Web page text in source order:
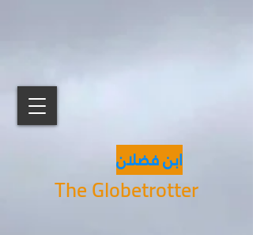
The Globetrotter
ابن فضلان